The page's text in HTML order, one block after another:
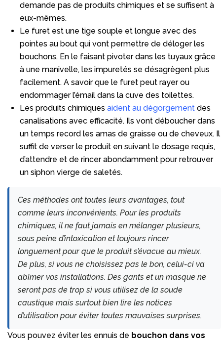
demande pas de produits chimiques et se suffisent à
eux-mêmes.
Le furet est une tige souple et longue avec des
pointes au bout qui vont permettre de déloger les
bouchons. En le faisant pivoter dans les tuyaux grâce
à une manivelle, les impuretés se désagrègent plus
facilement. A savoir que le furet peut rayer ou
endommager l’émail dans la cuve des toilettes.
Les produits chimiques aident au dégorgement des
canalisations avec efficacité. Ils vont déboucher dans
un temps record les amas de graisse ou de cheveux. Il
suffit de verser le produit en suivant le dosage requis,
d’attendre et de rincer abondamment pour retrouver
un siphon vierge de saletés.
Ces méthodes ont toutes leurs avantages, tout
comme leurs inconvénients. Pour les produits
chimiques, il ne faut jamais en mélanger plusieurs,
sous peine d’intoxication et toujours rincer
longuement pour que le produit s’évacue au mieux.
De plus, si vous ne choisissez pas le bon, celui-ci va
abîmer vos installations. Des gants et un masque ne
seront pas de trop si vous utilisez de la soude
caustique mais surtout bien lire les notices
d’utilisation pour éviter toutes mauvaises surprises.
Vous pouvez éviter les ennuis de bouchon dans vos